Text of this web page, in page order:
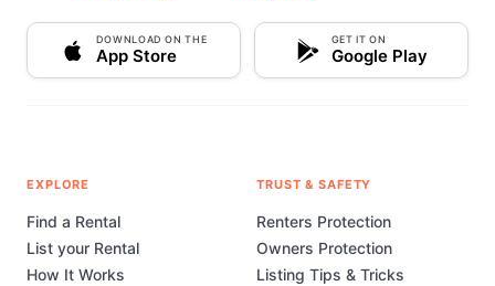
DOWNLOAD ON THE
App Store
GET IT ON
Google Play
EXPLORE
Find a Rental
List your Rental
How It Works
TRUST & SAFETY
Renters Protection
Owners Protection
Listing Tips & Tricks